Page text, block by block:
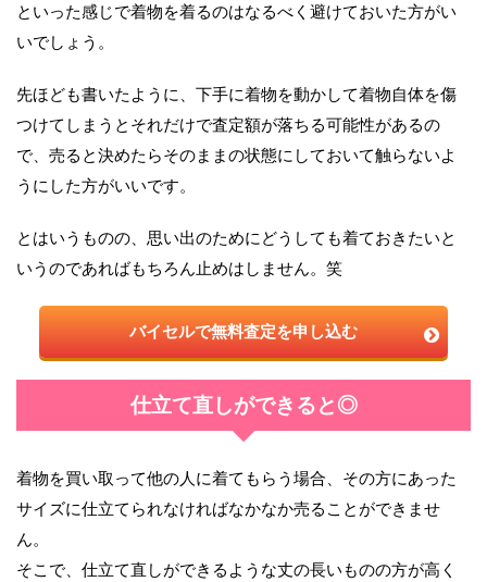
といった感じで着物を着るのはなるべく避けておいた方がい
いでしょう。
先ほども書いたように、下手に着物を動かして着物自体を傷
つけてしまうとそれだけで査定額が落ちる可能性があるの
で、売ると決めたらそのままの状態にしておいて触らないよ
うにした方がいいです。
とはいうものの、思い出のためにどうしても着ておきたいと
いうのであればもちろん止めはしません。笑
バイセルで無料査定を申し込む
仕立て直しができると◎
着物を買い取って他の人に着てもらう場合、その方にあった
サイズに仕立てられなければなかなか売ることができませ
ん。
そこで、仕立て直しができるような丈の長いものの方が高く